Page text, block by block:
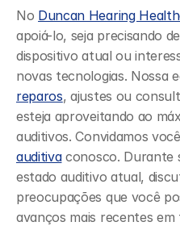
No Duncan Hearing
apoiá-lo, seja precisando
dispositivo atual ou
reparos, ajustes ou
esteja aproveitando ao
auditivos. Convidamos
auditiva conosco. Durante
estado auditivo atual,
preocupações que você
avanços mais recentes